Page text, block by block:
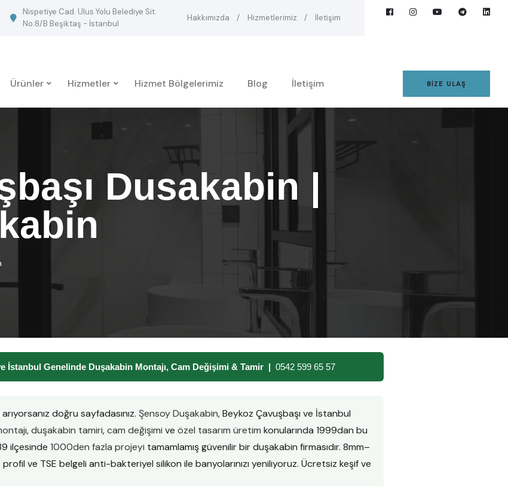
Nispetiye Cad. Ulus Yolu Belediye Sit.
No:8/B Beşiktaş - İstanbul
Hakkımızda Hizmetlerimiz İletişim
Ürünler Hizmetler Hizmet Bölgelerimiz Blog İletişim BIZE ULAŞ
Dusakabin |
İstanbul Genelinde Duşakabin Montajı, Cam Değişimi & Tamir | 0542 599 65 57
arıyorsanız doğru sayfadasınız. Şensoy Duşakabin, Beykoz Çavuşbaşı ve İstanbul
,duşakabin tamiri,cam değişimi ve özel tasarım üretim konularında 1999dan bu
ilçesinde 1000den fazla projeyi tamamlamış güvenilir bir duşakabin firmasıdır. 8mm–
ve TSE belgeli anti-bakteriyel silikon ile banyolarınızı yeniliyoruz. Ücretsiz keşif ve